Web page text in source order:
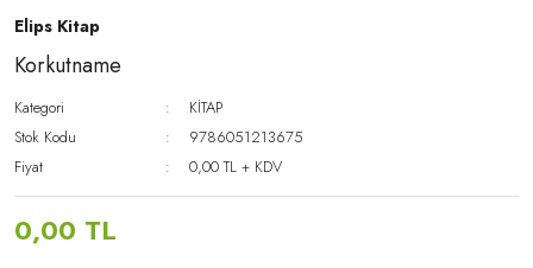
Elips Kitap
Korkutname
Kategori
KİTAP
Stok Kodu
9786051213675
Fiyat
0,00 TL + KDV
0,00 TL